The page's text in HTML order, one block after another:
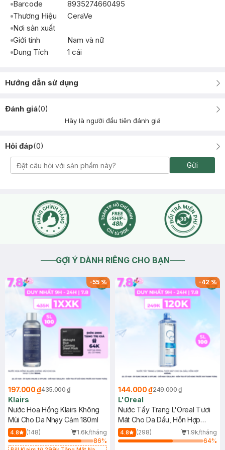
Barcode
8935274660495
Thương Hiệu
CeraVe
Nơi sản xuất
Giới tính
Nam và nữ
Dung Tích
1 cái
Hướng dẫn sử dụng
Đánh giá(0)
Hãy là người đầu tiên đánh giá
Hỏi đáp(0)
Gửi
GỢI Ý DÀNH RIÊNG CHO BẠN
-55%
197.000 ₫435.000 ₫
Klairs
Nước Hoa Hồng Klairs Không
Mùi Cho Da Nhạy Cảm 180ml
4.8 (148)
1.6k/tháng
86%
-42%
144.000 ₫249.000 ₫
L'Oreal
Nước Tẩy Trang L'Oreal Tươi
Mát Cho Da Dầu, Hỗn Hợp
400ml
4.8 (298)
1.9k/tháng
64%